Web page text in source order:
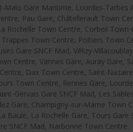
Malo Gare Maritime, Lourdes-Tarbes
Pau Gare, Châtellerault Town
Rochelle Town Centre, Corbeil Town
Town Centre, Poitiers Town
Gare SNCF Mad, Vélizy-
Centre, Vannes Gare, Auray Gare,
Dax Town Centre, Saint-
Town Centre, Rennes Gare,
Gervais Gare SNCF Mad, Les
Gare, Champigny-sur-Marne Town
Baule, La Rochelle Gare, Tours Gare
SNCF Mad, Narbonne Town Centre.